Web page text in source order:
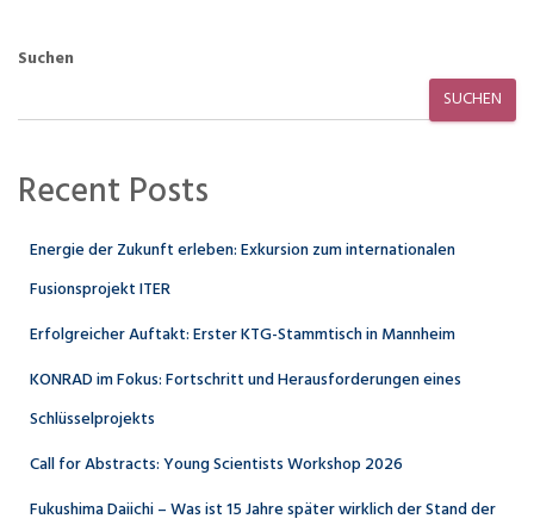
Suchen
SUCHEN
Recent Posts
Energie der Zukunft erleben: Exkursion zum internationalen
Fusionsprojekt ITER
Erfolgreicher Auftakt: Erster KTG-Stammtisch in Mannheim
KONRAD im Fokus: Fortschritt und Herausforderungen eines
Schlüsselprojekts
Call for Abstracts: Young Scientists Workshop 2026
Fukushima Daiichi – Was ist 15 Jahre später wirklich der Stand der